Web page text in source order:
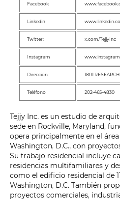
Facebook
Linkedin
Twitter: x.com/TejjyInc
Instagram
Dirección 1801
Teléfono 202-465-4830
Tejjy Inc. es un estudio de
sede en Rockville, Maryland,
opera principalmente en el
Washington, D.C., con
Su trabajo residencial incluye
residencias multifamiliares y
como el edificio residencial de
Washington, D.C. También
proyectos comerciales,